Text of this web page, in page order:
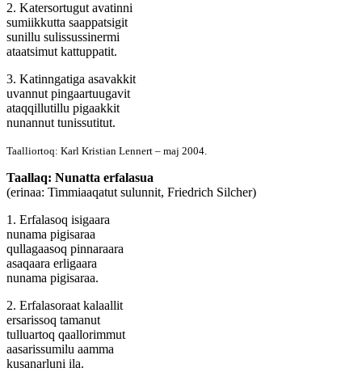
2. Katersortugut avatinni
sumiikkutta saappatsigit
sunillu sulissussinermi
ataatsimut kattuppatit.
3. Katinngatiga asavakkit
uvannut pingaartuugavit
ataqqillutillu pigaakkit
nunannut tunissutitut.
Taalliortoq: Karl Kristian Lennert – maj 2004.
Taallaq: Nunatta erfalasua
(erinaa: Timmiaaqatut sulunnit, Friedrich Silcher)
1. Erfalasoq isigaara
nunama pigisaraa
qullagaasoq pinnaraara
asaqaara erligaara
nunama pigisaraa.
2. Erfalasoraat kalaallit
ersarissoq tamanut
tulluartoq qaallorimmut
aasarissumilu aamma
kusanarluni ila.